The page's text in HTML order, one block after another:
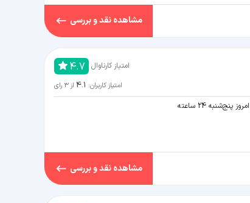
مشاهده نقد و بررسی
امتیاز کارناوال 4.7
امتیاز کاربران: 4.1 از3 رای
امروز پنج‌شنبه 24 ساعته
مشاهده نقد و بررسی